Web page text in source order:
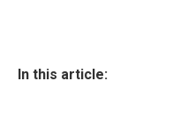
In this article: